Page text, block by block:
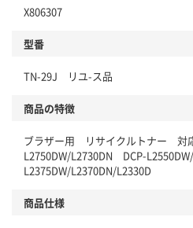
X806307
型番
TN-29J リユ-ス品
商品の特徴
ブラザー用 リサイクルトナー 対応
L2750DW/L2730DN DCP-
L2375DW/L2370DN/L2330D
商品仕様